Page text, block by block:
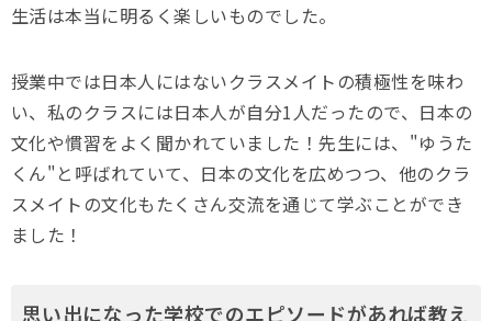
生活は本当に明るく楽しいものでした。
授業中では日本人にはないクラスメイトの積極性を味わ
い、私のクラスには日本人が自分1人だったので、日本の
文化や慣習をよく聞かれていました！先生には、"ゆうた
くん"と呼ばれていて、日本の文化を広めつつ、他のクラ
スメイトの文化もたくさん交流を通じて学ぶことができ
ました！
思い出になった学校でのエピソードがあれば教え